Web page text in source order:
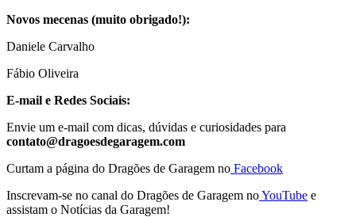
Novos mecenas (muito obrigado!):
Daniele Carvalho
Fábio Oliveira
E-mail e Redes Sociais:
Envie um e-mail com dicas, dúvidas e curiosidades para
contato@dragoesdegaragem.com
Curtam a página do Dragões de Garagem no Facebook
Inscrevam-se no canal do Dragões de Garagem noYouTube e
assistam o Notícias da Garagem!